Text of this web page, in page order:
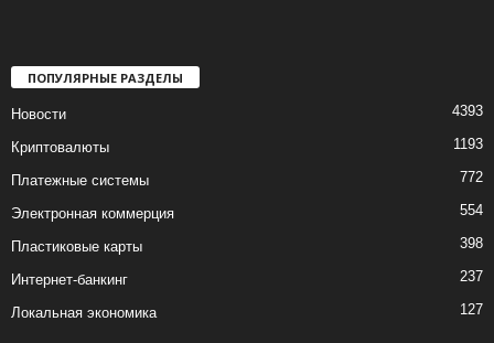
ПОПУЛЯРНЫЕ РАЗДЕЛЫ
Новости 4393
Криптовалюты 1193
Платежные системы 772
Электронная коммерция 554
Пластиковые карты 398
Интернет-банкинг 237
Локальная экономика 127